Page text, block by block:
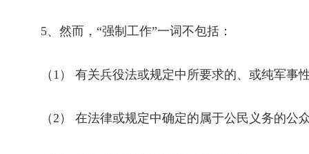
5、然而，“强制工作”一词不包括：
（ 1 ） 有关兵役法或规定中所要求的、或纯军事
（2 ） 在法律或规定中确定的属于公民义务的公